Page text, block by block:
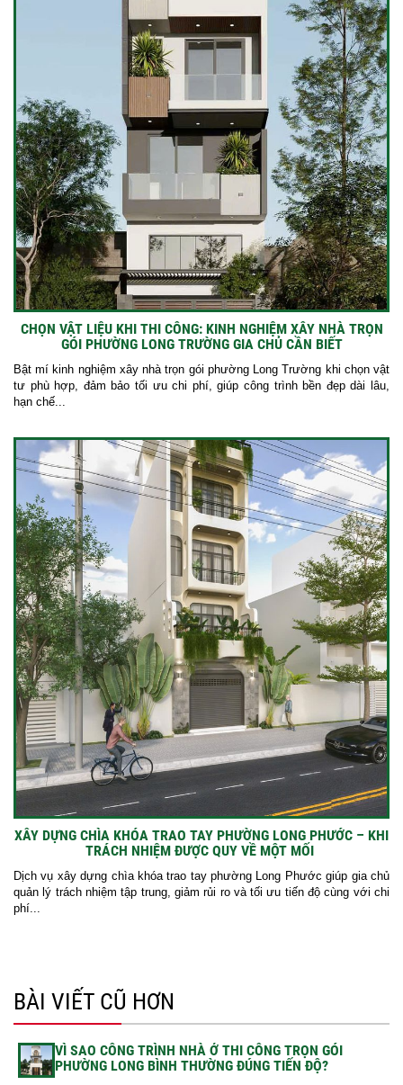
CHỌN VẬT LIỆU KHI THI CÔNG: KINH NGHIỆM XÂY NHÀ TRỌN
GÓI PHƯỜNG LONG TRƯỜNG GIA CHỦ CẦN BIẾT
Bật mí kinh nghiệm xây nhà trọn gói phường Long Trường khi chọn vật
tư phù hợp, đảm bảo tối ưu chi phí, giúp công trình bền đẹp dài lâu,
hạn chế...
XÂY DỰNG CHÌA KHÓA TRAO TAY PHƯỜNG LONG PHƯỚC – KHI
TRÁCH NHIỆM ĐƯỢC QUY VỀ MỘT MỐI
Dịch vụ xây dựng chìa khóa trao tay phường Long Phước giúp gia chủ
quản lý trách nhiệm tập trung, giảm rủi ro và tối ưu tiến độ cùng với chi
phí...
BÀI VIẾT CŨ HƠN
VÌ SAO CÔNG TRÌNH NHÀ Ở THI CÔNG TRỌN GÓI
PHƯỜNG LONG BÌNH THƯỜNG ĐÚNG TIẾN ĐỘ?